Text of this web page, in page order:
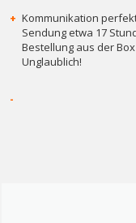
+ Kommunikation
Sendung etwa 17
Bestellung aus der
Unglaublich!
-